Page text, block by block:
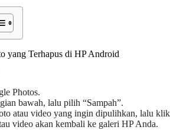
yang Terhapus di HP Android
Photos.
bawah, lalu pilih “Sampah”.
atau video yang ingin dipulihkan, lalu klik
video akan kembali ke galeri HP Anda.